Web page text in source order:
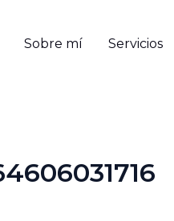
Sobre mí Servicios